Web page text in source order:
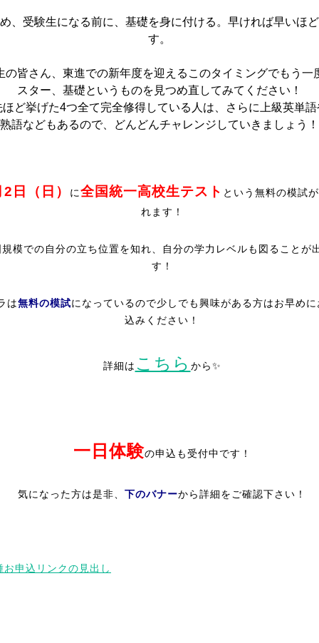
、受験生になる前に、基礎を身に付ける。早ければ早いほ
す。
の皆さん、東進での新年度を迎えるこのタイミングでもう一
スター、基礎というものを見つめ直してみてください！
ど挙げた4つ全て完全修得している人は、さらに上級英単
熟語などもあるので、どんどんチャレンジしていきましょう！
日（日） に全国統一高校生テスト という無料の模試
れます！
模での自分の立ち位置を知れ、自分の学力レベルも図ることが
す！
は無料の模試になっているので少しでも興味がある方はお早めに
込みください！
詳細は こちら から✨
一日体験の申込も受付中です！
気になった方は是非、 下のバナーから詳細をご確認下さい！